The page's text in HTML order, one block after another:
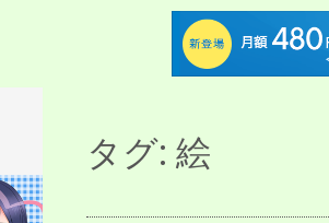
場
タグ: 絵